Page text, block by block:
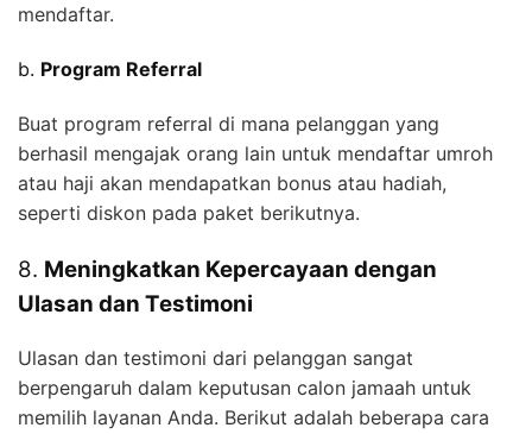
mendaftar.
b. Program Referral
Buat program referral di mana pelanggan yang
berhasil mengajak orang lain untuk mendaftar umroh
atau haji akan mendapatkan bonus atau hadiah,
seperti diskon pada paket berikutnya.
8. Meningkatkan Kepercayaan dengan
Ulasan dan Testimoni
Ulasan dan testimoni dari pelanggan sangat
berpengaruh dalam keputusan calon jamaah untuk
memilih layanan Anda. Berikut adalah beberapa cara